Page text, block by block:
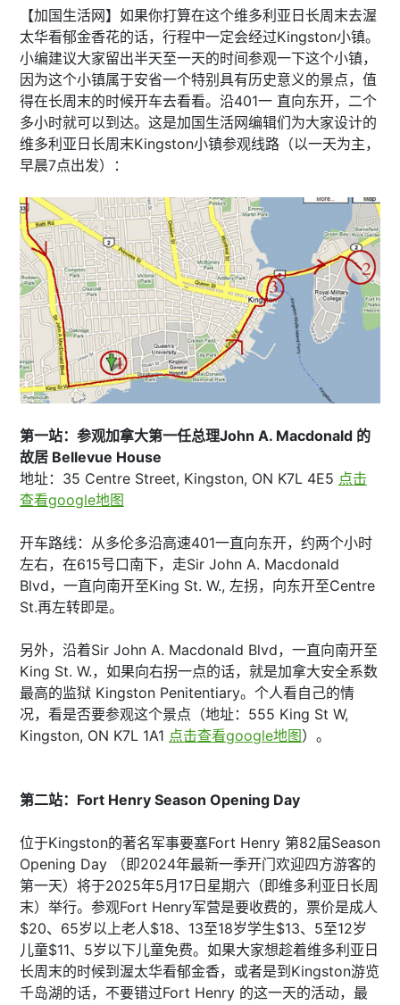
【加国生活网】如果你打算在这个维多利亚日长周末去渥
太华看郁金香花的话，行程中一定会经过Kingston小镇。
小编建议大家留出半天至一天的时间参观一下这个小镇，
因为这个小镇属于安省一个特别具有历史意义的景点，值
得在长周末的时候开车去看看。沿401一 直向东开，二个
多小时就可以到达。这是加国生活网编辑们为大家设计的
维多利亚日长周末Kingston小镇参观线路（以一天为主，
早晨7点出发）：
第一站：参观加拿大第一任总理John A. Macdonald 的
故居 Bellevue House
地址：35 Centre Street, Kingston, ON K7L 4E5 点击
查看google地图
开车路线：从多伦多沿高速401一直向东开，约两个小时
左右，在615号口南下，走Sir John A. Macdonald
Blvd，一直向南开至King St. W., 左拐，向东开至Centre
St.再左转即是。
另外，沿着Sir John A. Macdonald Blvd，一直向南开至
King St. W.，如果向右拐一点的话，就是加拿大安全系数
最高的监狱 Kingston Penitentiary。个人看自己的情
况，看是否要参观这个景点（地址：555 King St W,
Kingston, ON K7L 1A1 点击查看google地图）。
第二站：Fort Henry Season Opening Day
位于Kingston的著名军事要塞Fort Henry 第82届Season
Opening Day （即2024年最新一季开门欢迎四方游客的
第一天）将于2025年5月17日星期六（即维多利亚日长周
末）举行。参观Fort Henry军营是要收费的，票价是成人
$20、65岁以上老人$18、13至18岁学生$13、5至12岁
儿童$11、5岁以下儿童免费。如果大家想趁着维多利亚日
长周末的时候到渥太华看郁金香，或者是到Kingston游览
千岛湖的话，不要错过Fort Henry 的这一天的活动，最